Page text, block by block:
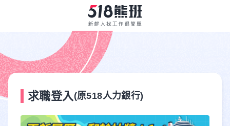
求職登入 (原518人力銀行)